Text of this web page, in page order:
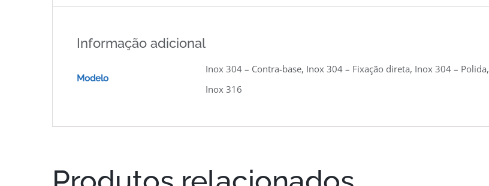
Informação adicional
Modelo
Inox 304 – Contra-base, Inox 304 – Fixação direta, Inox 304 – Polida,
Inox 316